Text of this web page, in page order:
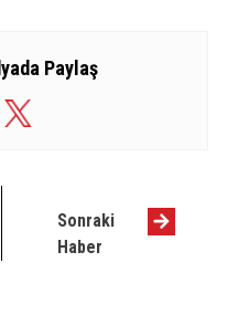
Paylaş
Sonraki
Haber